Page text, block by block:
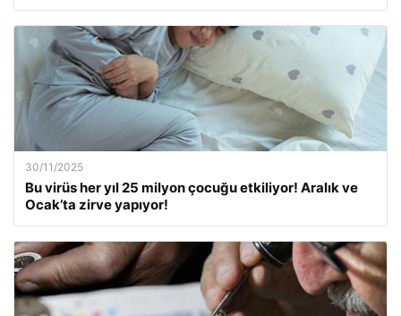
30/11/2025
Bu virüs her yıl 25 milyon çocuğu etkiliyor! Aralık ve
Ocak’ta zirve yapıyor!